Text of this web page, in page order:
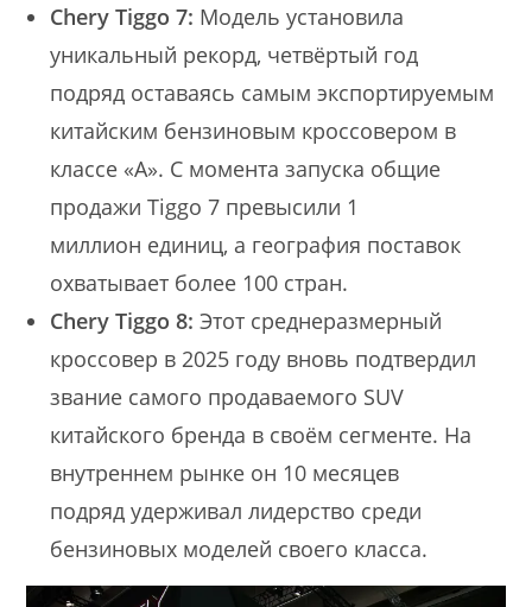
Chery Tiggo 7: Модель установила
уникальный рекорд, четвёртый год
подряд оставаясь самым экспортируемым
китайским бензиновым кроссовером в
классе «A». С момента запуска общие
продажи Tiggo 7 превысили 1
миллион единиц, а география поставок
охватывает более 100 стран.
Chery Tiggo 8: Этот среднеразмерный
кроссовер в 2025 году вновь подтвердил
звание самого продаваемого SUV
китайского бренда в своём сегменте. На
внутреннем рынке он 10 месяцев
подряд удерживал лидерство среди
бензиновых моделей своего класса.